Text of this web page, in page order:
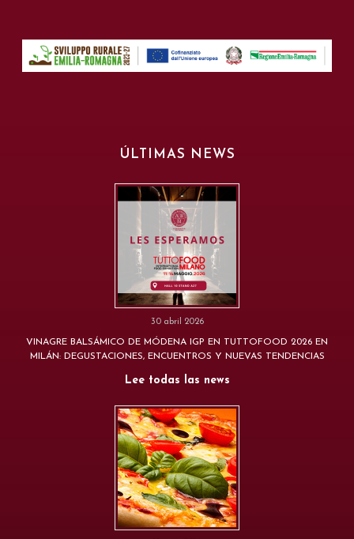
ÚLTIMAS NEWS
30 abril 2026
VINAGRE BALSÁMICO DE MÓDENA IGP EN TUTTOFOOD 2026 EN
MILÁN: DEGUSTACIONES, ENCUENTROS Y NUEVAS TENDENCIAS
Lee todas las news